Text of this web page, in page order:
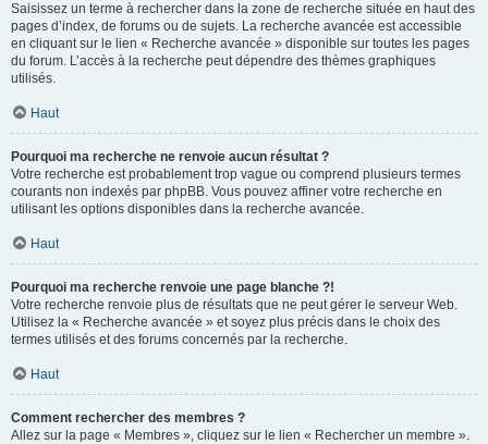
Saisissez un terme à rechercher dans la zone de recherche située en haut des
pages d’index, de forums ou de sujets. La recherche avancée est accessible
en cliquant sur le lien « Recherche avancée » disponible sur toutes les pages
du forum. L’accès à la recherche peut dépendre des thèmes graphiques
utilisés.
Haut
Pourquoi ma recherche ne renvoie aucun résultat ?
Votre recherche est probablement trop vague ou comprend plusieurs termes
courants non indexés par phpBB. Vous pouvez affiner votre recherche en
utilisant les options disponibles dans la recherche avancée.
Haut
Pourquoi ma recherche renvoie une page blanche ?!
Votre recherche renvoie plus de résultats que ne peut gérer le serveur Web.
Utilisez la « Recherche avancée » et soyez plus précis dans le choix des
termes utilisés et des forums concernés par la recherche.
Haut
Comment rechercher des membres ?
Allez sur la page « Membres », cliquez sur le lien « Rechercher un membre ».